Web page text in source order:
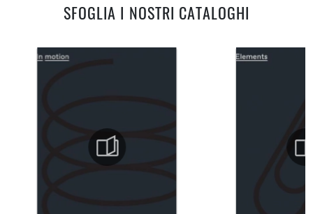
SFOGLIA I NOSTRI CATALOGHI